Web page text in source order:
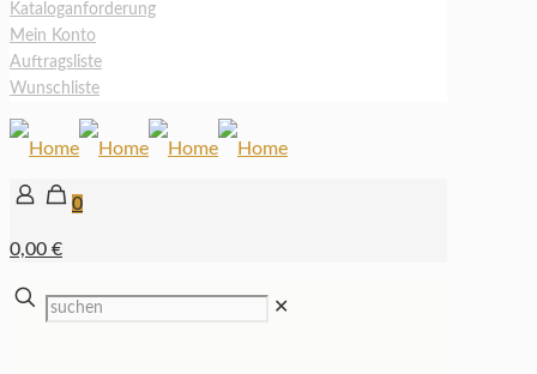
Kataloganforderung
Mein Konto
Auftragsliste
Wunschliste
0
0,00 €
✕